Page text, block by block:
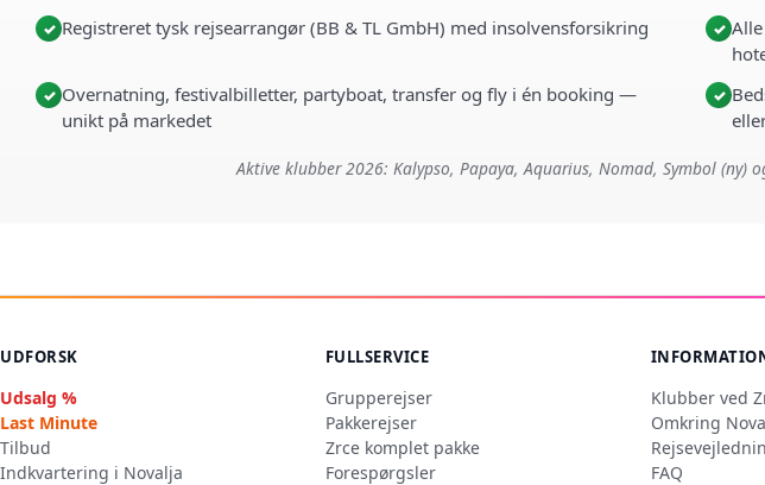
✓ Registreret tysk rejsearrangør (BB & TL GmbH) med insolvensforsikring ✓
✓ Overnatning, festivalbilletter, partyboat, transfer og fly i én booking —
unikt på markedet
✓
Aktive klubber 2026: Kalypso, Papaya, Aquarius, Nomad, Symbol (ny)
UDFORSK
Udsalg %
Last Minute
Tilbud
Indkvartering i Novalja
FULLSERVICE
Grupperejser
Pakkerejser
Zrce komplet pakke
Forespørgsler
Klubber ved
Omkring
FAQ